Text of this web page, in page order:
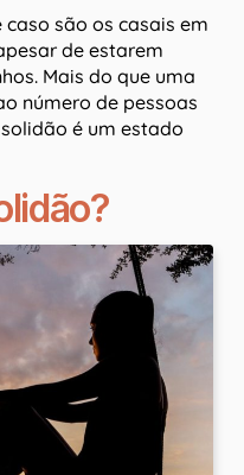
são os casais em
de estarem
Mais do que uma
número de pessoas
é um estado